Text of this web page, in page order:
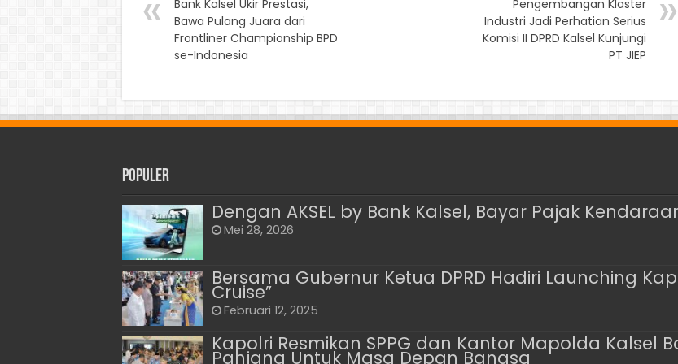
Bank Kalsel Ukir Prestasi,
Bawa Pulang Juara dari
Frontliner Championship BPD
se-Indonesia
Pengembangan Klaster
Industri Jadi Perhatian Serius
Komisi II DPRD Kalsel Kunjungi
PT JIEP
Populer
Dengan AKSEL by Bank Kalsel, Bayar Pajak
Mei 28, 2026
Bersama Gubernur Ketua DPRD Hadiri Launching
Cruise”
Februari 12, 2025
Kapolri Resmikan SPPG dan Kantor Mapolda Kalsel
Panjang Untuk Masa Depan Bangsa